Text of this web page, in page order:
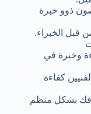
ذوو خبرة
قبل الخبراء.
وخبرة في
كفاءة
فك بشكل منظم